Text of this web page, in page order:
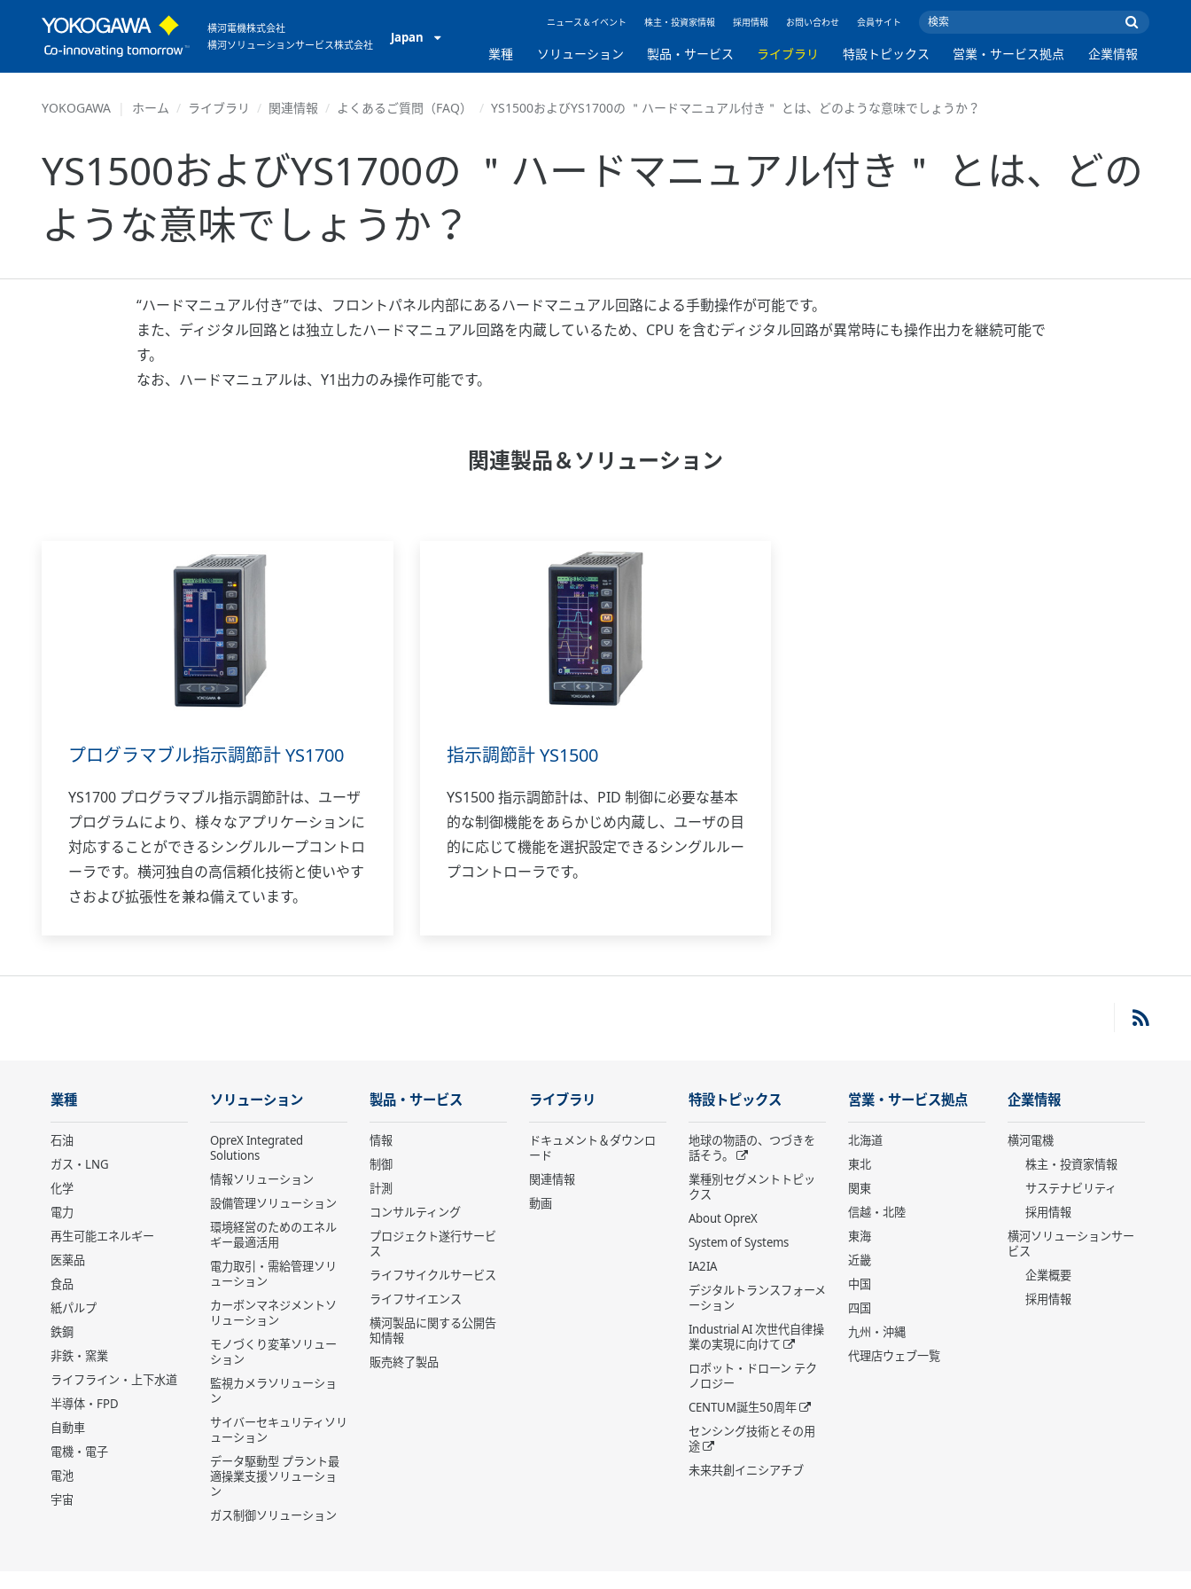
横河電機株式会社
横河ソリューションサービス株式会社
Japan
ニュース＆イベント 株主・投資家情報 採用情報 お問い合わせ 会員サイト
業種 ソリューション 製品・サービス ライブラリ 特設トピックス 営業・サービス拠点 企業情報
YOKOGAWA ホーム ライブラリ 関連情報 よくあるご質問（FAQ） YS1500およびYS1700の ＂ハードマニュアル付き＂ とは、どのような意味でしょうか？
YS1500およびYS1700の ＂ハードマニュアル付き＂ とは、どの
ような意味でしょうか？
“ハードマニュアル付き”では、フロントパネル内部にあるハードマニュアル回路による手動操作が可能です。
また、ディジタル回路とは独立したハードマニュアル回路を内蔵しているため、CPU を含むディジタル回路が異常時にも操作出力を継続可能で
す。
なお、ハードマニュアルは、Y1出力のみ操作可能です。
関連製品＆ソリューション
プログラマブル指示調節計 YS1700
YS1700 プログラマブル指示調節計は、ユーザ
プログラムにより、様々なアプリケーションに
対応することができるシングルループコントロ
ーラです。横河独自の高信頼化技術と使いやす
さおよび拡張性を兼ね備えています。
指示調節計 YS1500
YS1500 指示調節計は、PID 制御に必要な基本
的な制御機能をあらかじめ内蔵し、ユーザの目
的に応じて機能を選択設定できるシングルルー
プコントローラです。
業種
石油
ガス・LNG
化学
電力
再生可能エネルギー
医薬品
食品
紙パルプ
鉄鋼
非鉄・窯業
ライフライン・上下水道
半導体・FPD
自動車
電機・電子
電池
宇宙
ソリューション
OpreX Integrated
Solutions
情報ソリューション
設備管理ソリューション
環境経営のためのエネル
ギー最適活用
電力取引・需給管理ソリ
ューション
カーボンマネジメントソ
リューション
モノづくり変革ソリュー
ション
監視カメラソリューショ
ン
サイバーセキュリティソリ
ューション
データ駆動型 プラント最
適操業支援ソリューショ
ン
ガス制御ソリューション
製品・サービス
情報
制御
計測
コンサルティング
プロジェクト遂行サービ
ス
ライフサイクルサービス
ライフサイエンス
横河製品に関する公開告
知情報
販売終了製品
ライブラリ
ドキュメント＆ダウンロ
ード
関連情報
動画
特設トピックス
地球の物語の、つづきを
話そう。
業種別セグメントトピッ
クス
About OpreX
System of Systems
IA2IA
デジタルトランスフォーメ
ーション
Industrial AI 次世代自律操
業の実現に向けて
ロボット・ドローン テク
ノロジー
CENTUM誕生50周年
センシング技術とその用
途
未来共創イニシアチブ
営業・サービス拠点
北海道
東北
関東
信越・北陸
東海
近畿
中国
四国
九州・沖縄
代理店ウェブ一覧
企業情報
横河電機
株主・投資家情報
サステナビリティ
採用情報
横河ソリューションサー
ビス
企業概要
採用情報